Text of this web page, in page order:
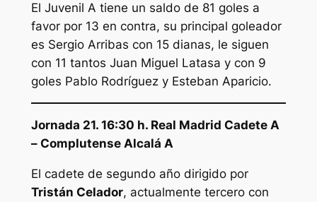
El Juvenil A tiene un saldo de 81 goles a
favor por 13 en contra, su principal goleador
es Sergio Arribas con 15 dianas, le siguen
con 11 tantos Juan Miguel Latasa y con 9
goles Pablo Rodríguez y Esteban Aparicio.
Jornada 21. 16:30 h. Real Madrid Cadete A
– Complutense Alcalá A
El cadete de segundo año dirigido por
Tristán Celador, actualmente tercero con